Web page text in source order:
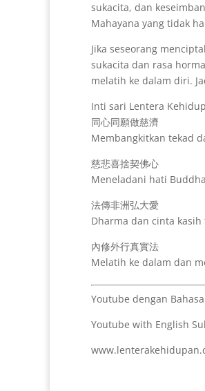
sukacita, dan
Mahayana yang tidak
Jika seseorang
sukacita dan rasa
melatih ke dalam diri.
Inti sari Lentera
同心同願做慈濟
Membangkitkan tekad
慈悲喜捨契佛心
Meneladani hati
法傳非洲弘大愛
Dharma dan cinta
內修外行真實法
Melatih ke dalam dan
Youtube dengan
Youtube with English